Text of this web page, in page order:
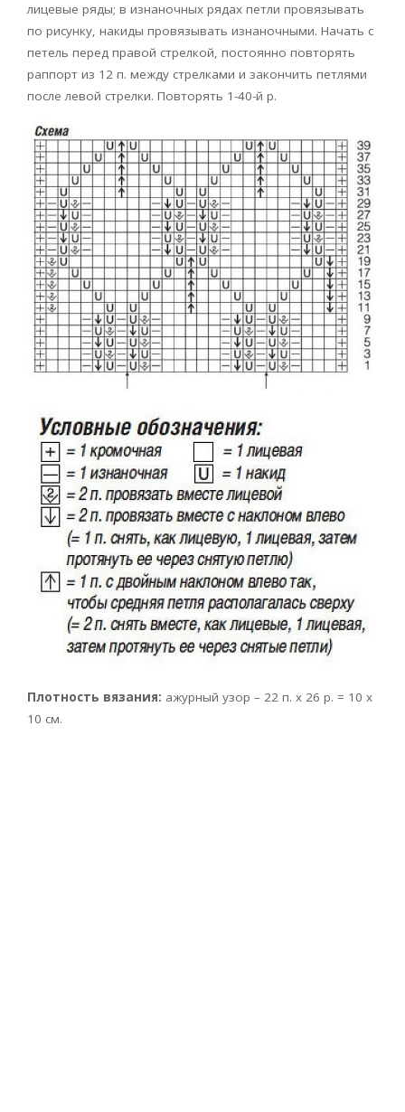
лицевые ряды; в изнаночных рядах петли провязывать
по рисунку, накиды провязывать изнаночными. Начать с
петель перед правой стрелкой, постоянно повторять
раппорт из 12 п. между стрелками и закончить петлями
после левой стрелки. Повторять 1-40-й р.
Плотность вязания: ажурный узор – 22 п. x 26 р. = 10 х
10 см.